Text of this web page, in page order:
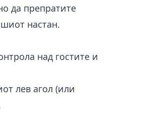
да препратите
настан.
над гостите и
лев агол (или